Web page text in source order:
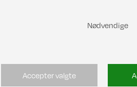
Nødvendige
Accepter valgte